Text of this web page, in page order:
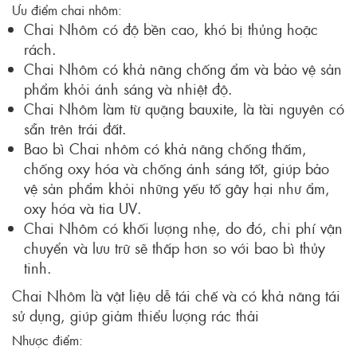
Ưu điểm chai nhôm:
Chai Nhôm có độ bền cao, khó bị thủng hoặc
rách.
Chai Nhôm có khả năng chống ẩm và bảo vệ sản
phẩm khỏi ánh sáng và nhiệt độ.
Chai Nhôm làm từ quặng bauxite, là tài nguyên có
sẵn trên trái đất.
Bao bì Chai nhôm có khả năng chống thấm,
chống oxy hóa và chống ánh sáng tốt, giúp bảo
vệ sản phẩm khỏi những yếu tố gây hại như ẩm,
oxy hóa và tia UV.
Chai Nhôm có khối lượng nhẹ, do đó, chi phí vận
chuyển và lưu trữ sẽ thấp hơn so với bao bì thủy
tinh.
Chai Nhôm là vật liệu dễ tái chế và có khả năng tái
sử dụng, giúp giảm thiểu lượng rác thải
Nhược điểm: